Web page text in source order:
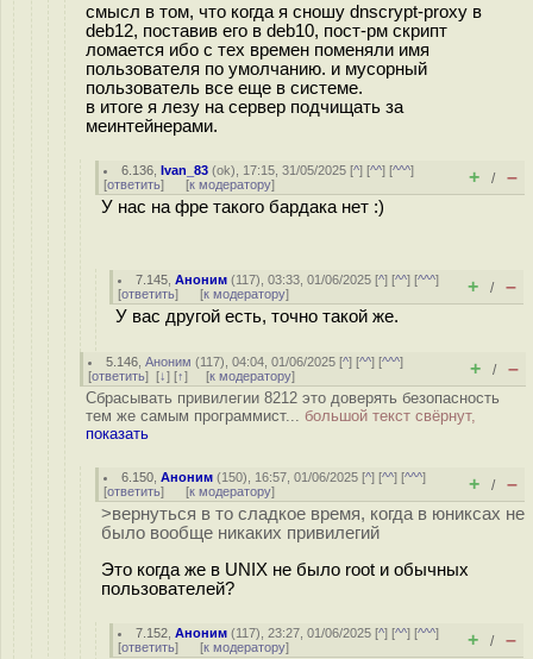
смысл в том, что когда я сношу dnscrypt-proxy в
deb12, поставив его в deb10, пост-рм скрипт
ломается ибо с тех времен поменяли имя
пользователя по умолчанию. и мусорный
пользователь все еще в системе.
в итоге я лезу на сервер подчищать за
меинтейнерами.
6.136 ,Ivan_83 (ok), 17:15, 31/05/2025 [^] [^^] [^^^]
[ответить] [к модератору] + / –
У нас на фре такого бардака нет :)
7.145 ,Аноним (117), 03:33, 01/06/2025 [^] [^^] [^^^]
[ответить] [к модератору] + / –
У вас другой есть, точно такой же.
5.146 ,Аноним (117), 04:04, 01/06/2025 [^] [^^] [^^^]
[ответить] [↓] [↑] [к модератору] + / –
Сбрасывать привилегии 8212 это доверять безопасность
тем же самым программист... большой текст свёрнут,
показать
6.150 ,Аноним (150), 16:57, 01/06/2025 [^] [^^] [^^^]
[ответить] [к модератору] + / –
>вернуться в то сладкое время, когда в юниксах не
было вообще никаких привилегий
Это когда же в UNIX не было root и обычных
пользователей?
7.152 ,Аноним (117), 23:27, 01/06/2025 [^] [^^] [^^^]
[ответить] [к модератору] + / –